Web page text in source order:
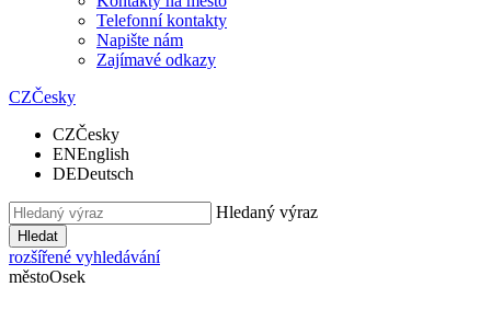
Telefonní kontakty
Napište nám
Zajímavé odkazy
CZČesky
CZČesky
ENEnglish
DEDeutsch
Hledaný výraz
Hledat
rozšířené vyhledávání
městoOsek